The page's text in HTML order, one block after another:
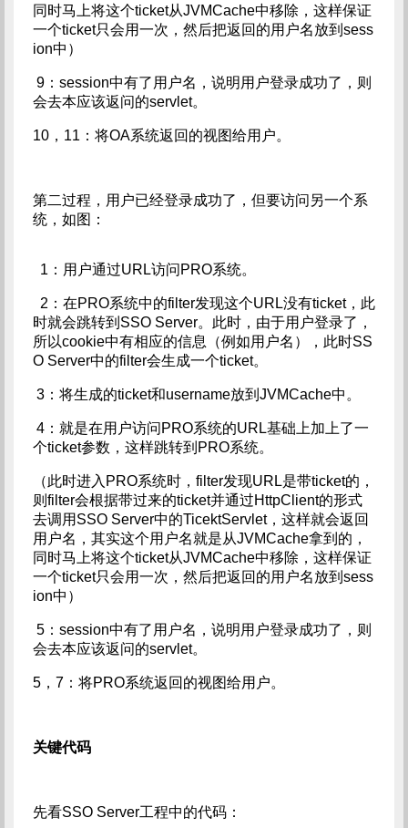
同时马上将这个ticket从JVMCache中移除，这样保证
一个ticket只会用一次，然后把返回的用户名放到sess
ion中）
9：session中有了用户名，说明用户登录成功了，则
会去本应该返问的servlet。
10，11：将OA系统返回的视图给用户。
第二过程，用户已经登录成功了，但要访问另一个系
统，如图：
1：用户通过URL访问PRO系统。
2：在PRO系统中的filter发现这个URL没有ticket，此
时就会跳转到SSO Server。此时，由于用户登录了，
所以cookie中有相应的信息（例如用户名），此时SS
O Server中的filter会生成一个ticket。
3：将生成的ticket和username放到JVMCache中。
4：就是在用户访问PRO系统的URL基础上加上了一
个ticket参数，这样跳转到PRO系统。
（此时进入PRO系统时，filter发现URL是带ticket的，
则filter会根据带过来的ticket并通过HttpClient的形式
去调用SSO Server中的TicektServlet，这样就会返回
用户名，其实这个用户名就是从JVMCache拿到的，
同时马上将这个ticket从JVMCache中移除，这样保证
一个ticket只会用一次，然后把返回的用户名放到sess
ion中）
5：session中有了用户名，说明用户登录成功了，则
会去本应该返问的servlet。
5，7：将PRO系统返回的视图给用户。
关键代码
先看SSO Server工程中的代码：